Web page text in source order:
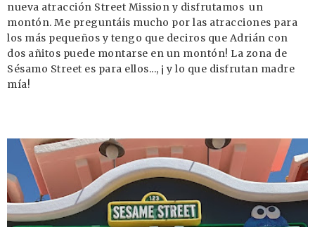
nueva atracción Street Mission y disfrutamos un
montón. Me preguntáis mucho por las atracciones para
los más pequeños y tengo que deciros que Adrián con
dos añitos puede montarse en un montón! La zona de
Sésamo Street es para ellos..., ¡ y lo que disfrutan madre
mía!